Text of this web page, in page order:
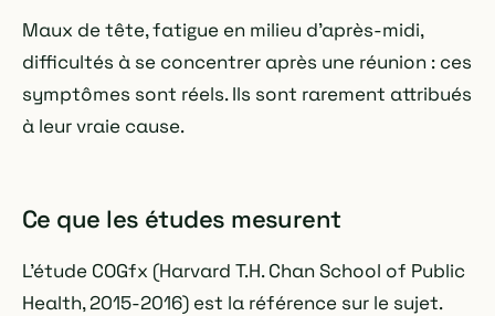
Maux de tête, fatigue en milieu d'après-midi,
difficultés à se concentrer après une réunion : ces
symptômes sont réels. Ils sont rarement attribués
à leur vraie cause.
Ce que les études mesurent
L'étude COGfx (Harvard T.H. Chan School of Public
Health, 2015-2016) est la référence sur le sujet.